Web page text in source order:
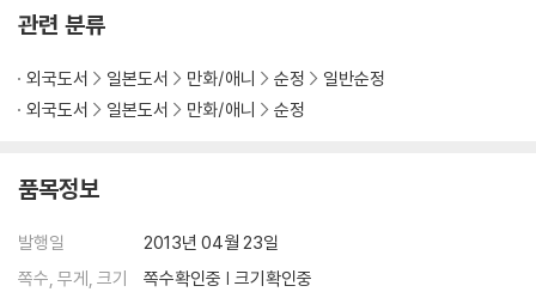
관련 분류
외국도서 일본도서 만화/애니 순정
일반순정
외국도서
일본도서 만화/애니 순정
품목정보
발행일
2013년 04월 23일
쪽수, 무게, 크기
쪽수확인중 | 크기확인중